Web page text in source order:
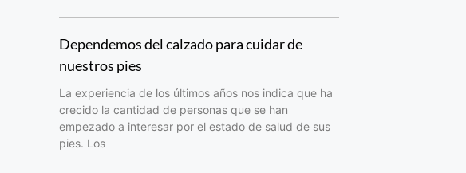
Dependemos del calzado para cuidar de
nuestros pies
La experiencia de los últimos años nos indica que ha
crecido la cantidad de personas que se han
empezado a interesar por el estado de salud de sus
pies. Los